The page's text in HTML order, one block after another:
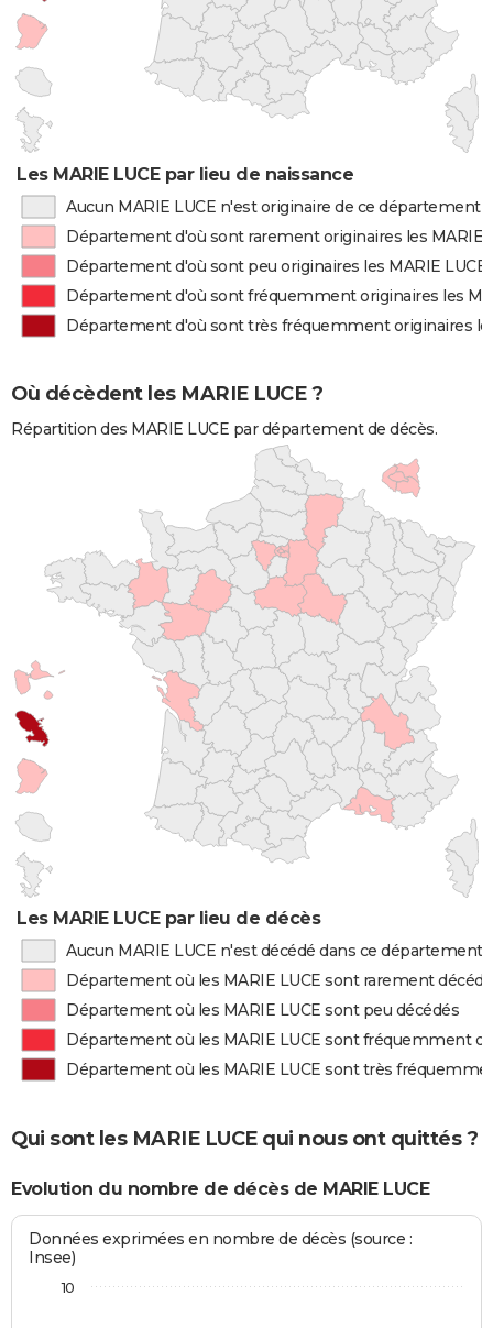
Les MARIE LUCE par lieu de naissance
Aucun MARIE LUCE n'est originaire de ce département
Département d'où sont rarement originaires les MARIE
Département d'où sont peu originaires les MARIE LUCE
Département d'où sont fréquemment originaires les
Département d'où sont très fréquemment originaires
Où décèdent les MARIE LUCE ?
Répartition des MARIE LUCE par département de décès.
Les MARIE LUCE par lieu de décès
Aucun MARIE LUCE n'est décédé dans ce département
Département où les MARIE LUCE sont rarement
Département où les MARIE LUCE sont peu décédés
Département où les MARIE LUCE sont fréquemment
Département où les MARIE LUCE sont très
Qui sont les MARIE LUCE qui nous ont quittés ?
Evolution du nombre de décès de MARIE LUCE
Données exprimées en nombre de décès (source :
Insee)
10